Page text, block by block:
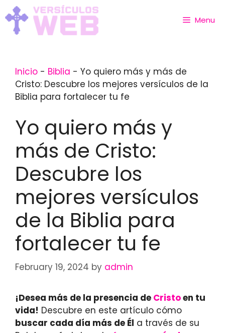
Skip
to
content
Menu
Inicio - Biblia - Yo quiero más y más de
Cristo: Descubre los mejores versículos de la
Biblia para fortalecer tu fe
Yo quiero más y
más de Cristo:
Descubre los
mejores versículos
de la Biblia para
fortalecer tu fe
February 19, 2024 by admin
¡Desea más de la presencia de Cristoen tu
vida! Descubre en este artículo cómo
buscar cada día más de Él a través de su